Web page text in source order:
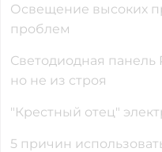
Освещение высоких
проблем
Светодиодная панель
но не из строя
"Крестный отец"
5 причин